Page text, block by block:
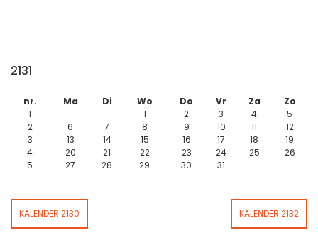
2131
nr. Ma Di Wo Do Vr Za
Zo
1
1 2 3 4
5
2
6 7 8 9 10 11
12
3
13 14 15 16 17 18
19
4
20 21 22 23 24 25
26
5
27 28 29 30 31
KALENDER 2130 KALENDER 2132